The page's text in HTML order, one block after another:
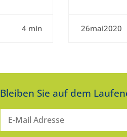
4 min 26mai2020
Bleiben Sie auf dem